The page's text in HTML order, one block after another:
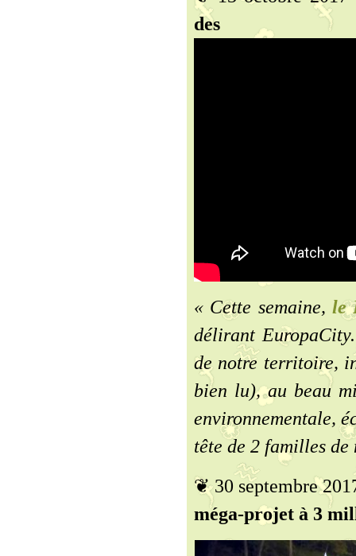
des
« Cette semaine, le
délirant
de notre territoire,
bien lu), au beau
environnementale,
tête de 2 familles
❦ 30 septembre
méga-projet à 3